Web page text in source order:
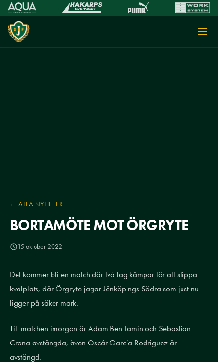
← ALLA NYHETER
BORTAMÖTE MOT ÖRGRYTE
15 oktober 2022
Det kommer bli en match där två lag kämpar för att slippa
kvalplats, där Örgryte jagar Jönköpings Södra som just nu
ligger på säker mark.
Till matchen imorgon är Adam Ben Lamin och Sebastian
Crona avstängda, även Oscár García Rodriguez är
avstängd.